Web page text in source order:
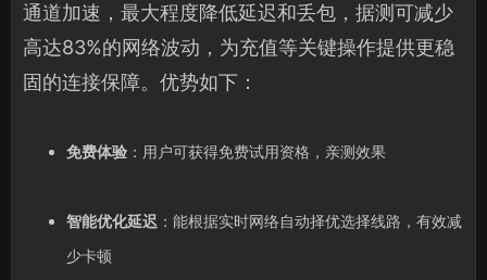
通道加速，最大程度降低延迟和丢包，据测可减少
高达83%的网络波动，为充值等关键操作提供更稳
固的连接保障。优势如下：
免费体验：用户可获得免费试用资格，亲测效果
智能优化延迟 ：能根据实时网络自动择优选择线路，有效减
少卡顿